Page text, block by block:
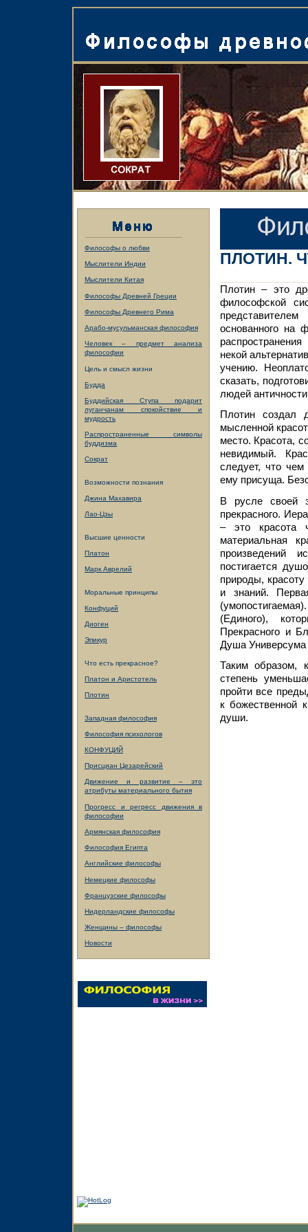
Философы о любви
Мыслители Индии
Мыслители Китая
Философы Древней Греции
Философы Древнего Рима
Арабо-мусульманская философия
Человек – предмет анализа
философии
Цель и смысл жизни
Будда
Буддийская Ступа подарит
луганчанам спокойствие и
мудрость
Распространенные символы
буддизма
Сократ
Возможности познания
Джина Махавира
Лао-Цзы
Высшие ценности
Платон
Марк Аврелий
Моральные принципы
Конфуций
Диоген
Эпикур
Что есть прекрасное?
Платон и Аристотель
Плотин
Западная философия
Философия психологов
КОНФУЦИЙ
Присциан Цезарейский
Движение и развитие – это
атрибуты материального бытия
Прогресс и регресс движения в
философии
Армянская философия
Философия Египта
Английские философы
Немецкие философы
Французские философы
Нидерландские философы
Женщины – философы
Новости
ПЛОТИН.
Плотин – это
философской
основанного на
некой
учению.
сказать,
людей
Плотин создал
мысленной
место. Красота,
невидимый.
следует, что
ему присуща.
В русле своей
прекрасного.
– это красота
материальная
произведений
постигается
природы,
и знаний.
(Единого),
Прекрасного и
Душа Универсума
Таким образом,
степень
пройти все
к божественной
души.